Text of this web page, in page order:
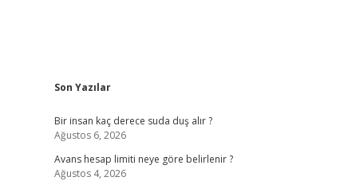
Sidebar
Son Yazılar
Bir insan kaç derece suda duş alır ?
Ağustos 6, 2026
Avans hesap limiti neye göre belirlenir ?
Ağustos 4, 2026